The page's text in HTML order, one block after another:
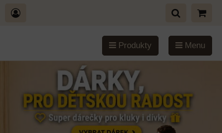
Produkty Menu